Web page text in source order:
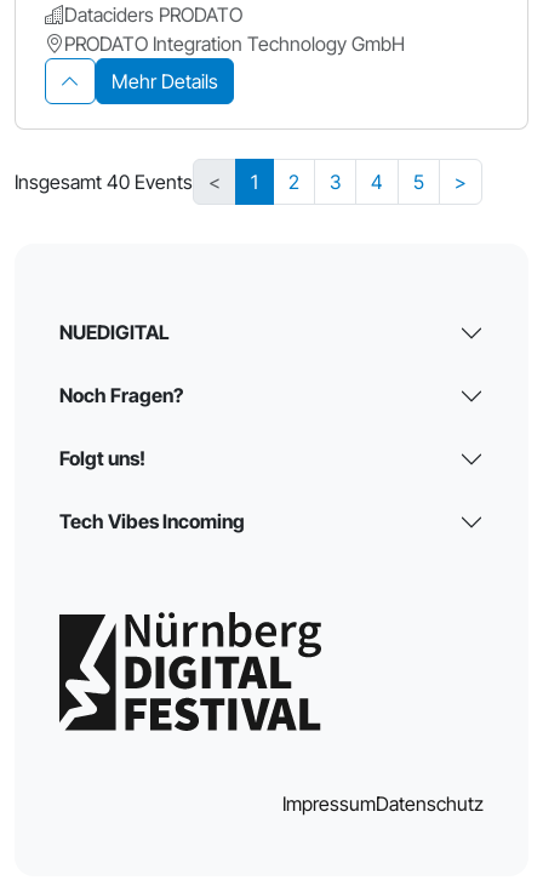
Dataciders PRODATO
PRODATO Integration Technology GmbH
Mehr Details
Insgesamt 40 Events < 1 2 3 4 5 >
NUEDIGITAL
Noch Fragen?
Folgt uns!
Tech Vibes Incoming
ImpressumDatenschutz